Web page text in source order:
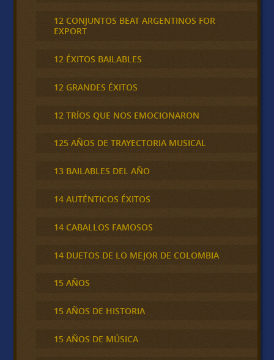
12 CONJUNTOS BEAT ARGENTINOS FOR
EXPORT
12 ÉXITOS BAILABLES
12 GRANDES ÉXITOS
12 TRÍOS QUE NOS EMOCIONARON
125 AÑOS DE TRAYECTORIA MUSICAL
13 BAILABLES DEL AÑO
14 AUTÉNTICOS ÉXITOS
14 CABALLOS FAMOSOS
14 DUETOS DE LO MEJOR DE COLOMBIA
15 AÑOS
15 AÑOS DE HISTORIA
15 AÑOS DE MÚSICA